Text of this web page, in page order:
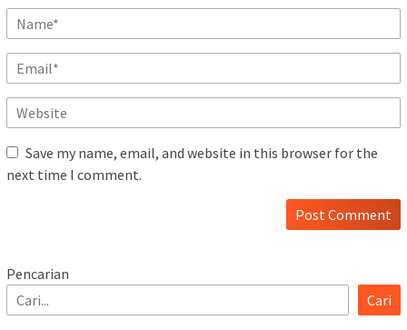
Save my name, email, and website in this browser for the
next time I comment.
Pencarian
Cari